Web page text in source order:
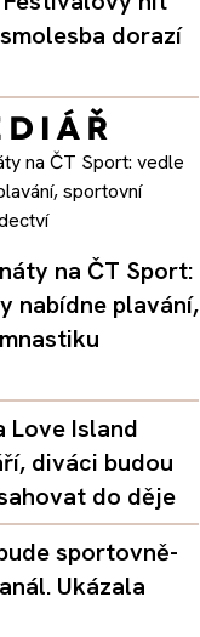
dorazí
na ČT Sport:
nabídne plavání,
Love Island
diváci budou
do děje
sportovně-
Ukázala